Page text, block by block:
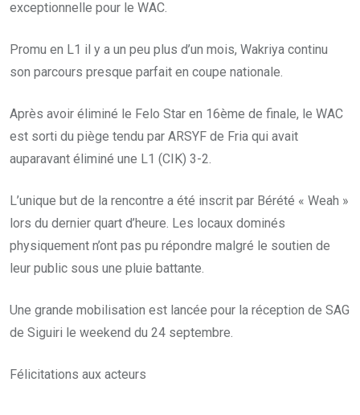
exceptionnelle pour le WAC.
Promu en L1 il y a un peu plus d’un mois, Wakriya continu
son parcours presque parfait en coupe nationale.
Après avoir éliminé le Felo Star en 16ème de finale, le WAC
est sorti du piège tendu par ARSYF de Fria qui avait
auparavant éliminé une L1 (CIK) 3-2.
L’unique but de la rencontre a été inscrit par Bérété « Weah »
lors du dernier quart d’heure. Les locaux dominés
physiquement n’ont pas pu répondre malgré le soutien de
leur public sous une pluie battante.
Une grande mobilisation est lancée pour la réception de SAG
de Siguiri le weekend du 24 septembre.
Félicitations aux acteurs